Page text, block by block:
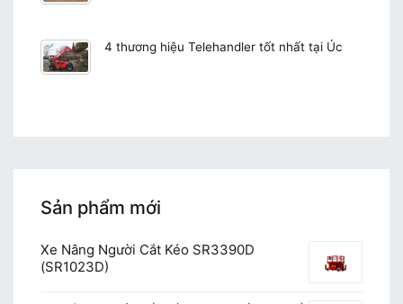
4 thương hiệu Telehandler tốt nhất tại Úc
Sản phẩm mới
Xe Nâng Người Cắt Kéo SR3390D
(SR1023D)